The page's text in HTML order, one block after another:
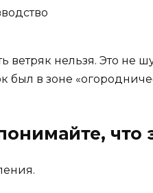
ветряк нельзя. Это не
был в зоне
что